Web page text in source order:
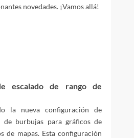
novedades. ¡Vamos allá!
escalado de rango de
la nueva configuración de
de burbujas para gráficos de
de mapas. Esta configuración